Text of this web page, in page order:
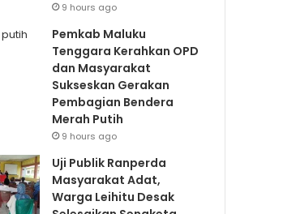
9 hours ago
Pemkab Maluku
Tenggara Kerahkan OPD
dan Masyarakat
Sukseskan Gerakan
Pembagian Bendera
Merah Putih
9 hours ago
Uji Publik Ranperda
Masyarakat Adat,
Warga Leihitu Desak